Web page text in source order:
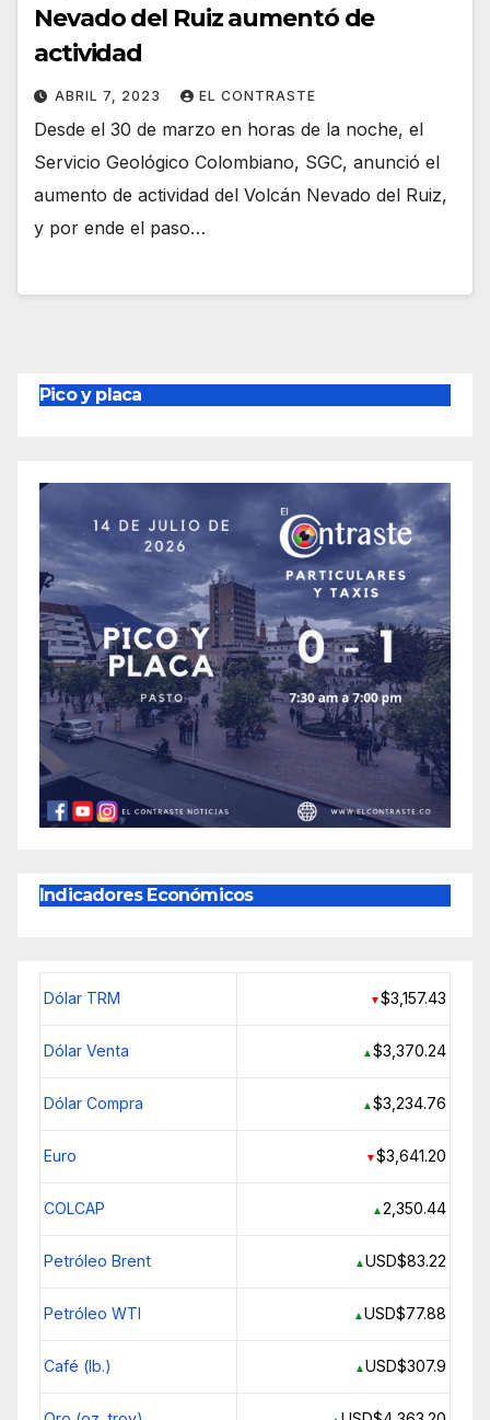
Nevado del Ruiz aumentó de
actividad
ABRIL 7, 2023 EL CONTRASTE
Desde el 30 de marzo en horas de la noche, el
Servicio Geológico Colombiano, SGC, anunció el
aumento de actividad del Volcán Nevado del Ruiz,
y por ende el paso…
Pico y placa
Indicadores Económicos
Dólar TRM ▼$3,157.43
Dólar Venta ▲$3,370.24
Dólar Compra ▲$3,234.76
Euro ▼$3,641.20
COLCAP ▲2,350.44
Petróleo Brent ▲USD$83.22
Petróleo WTI ▲USD$77.88
Café (lb.) ▲USD$307.9